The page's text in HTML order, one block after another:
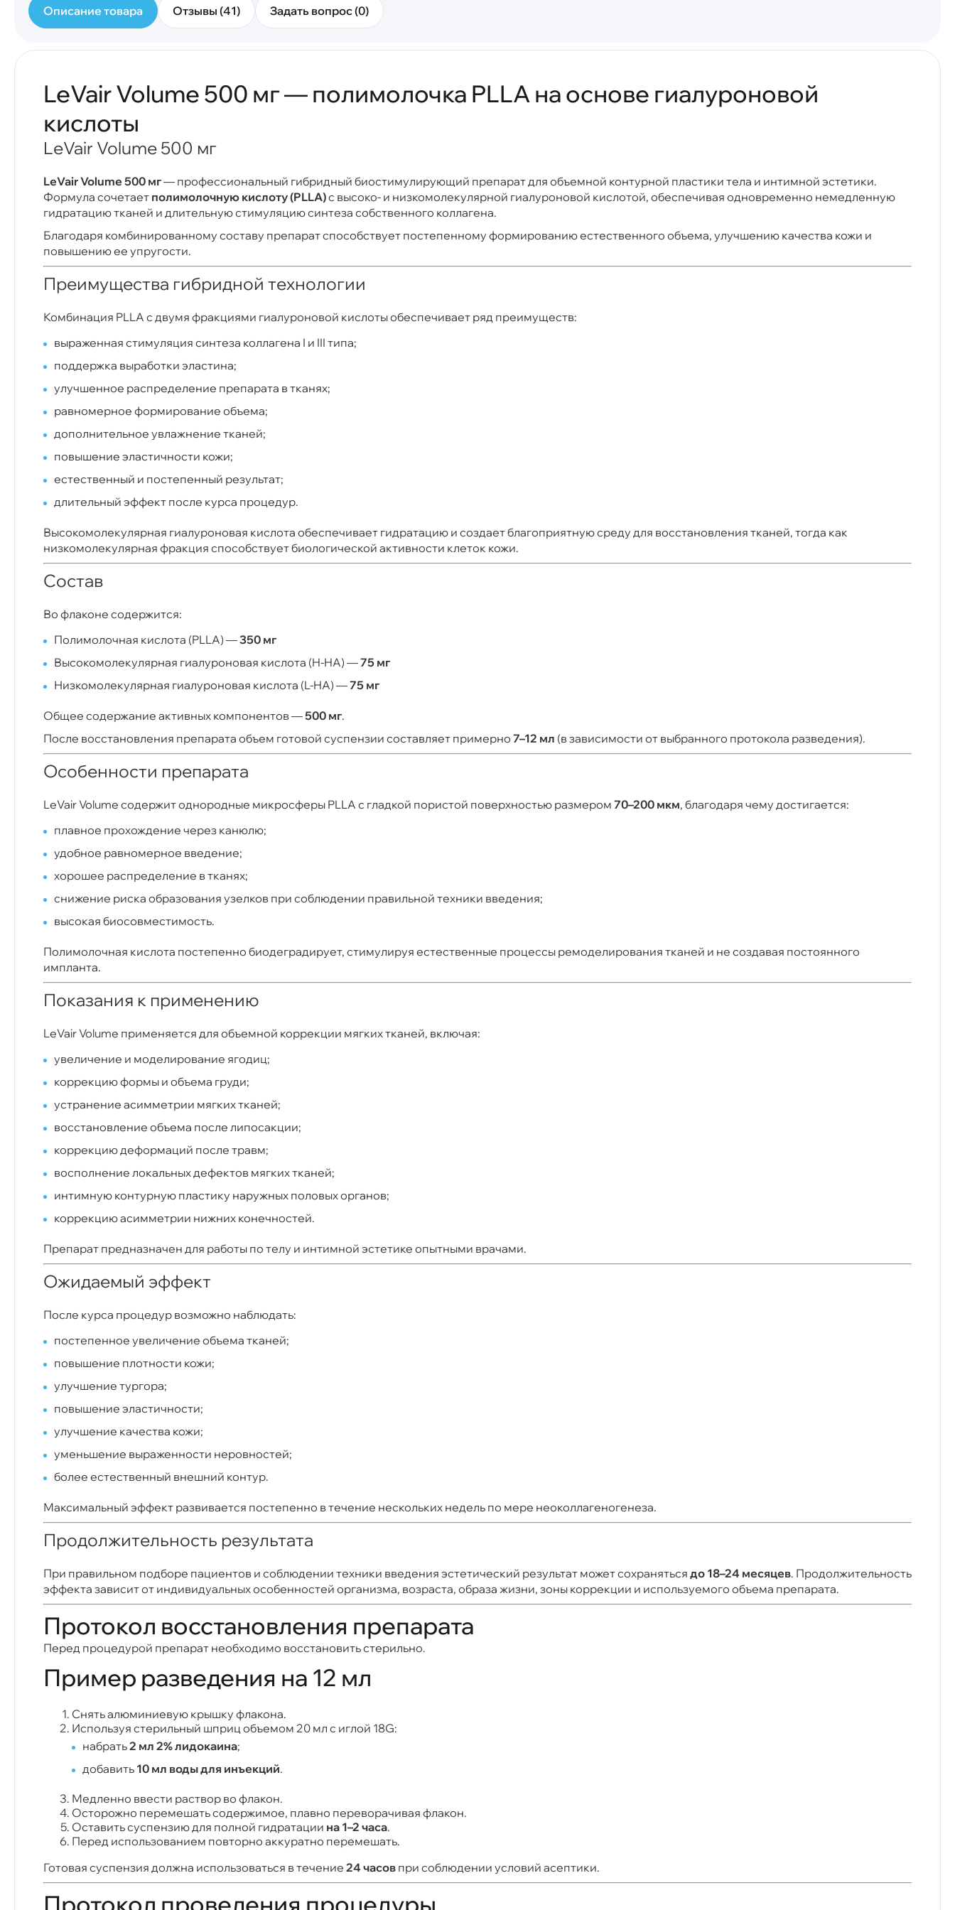
Описание товара Отзывы (41) Задать вопрос (0)
LeVair Volume 500 мг — полимолочка PLLA на основе гиалуроновой
кислоты
LeVair Volume 500 мг
LeVair Volume 500 мг— профессиональный гибридный биостимулирующий препарат для объемной контурной пластики тела и интимной эстетики.
Формула сочетает полимолочную кислоту (PLLA)с высоко- и низкомолекулярной гиалуроновой кислотой, обеспечивая одновременно немедленную
гидратацию тканей и длительную стимуляцию синтеза собственного коллагена.
Благодаря комбинированному составу препарат способствует постепенному формированию естественного объема, улучшению качества кожи и
повышению ее упругости.
Преимущества гибридной технологии
Комбинация PLLA с двумя фракциями гиалуроновой кислоты обеспечивает ряд преимуществ:
выраженная стимуляция синтеза коллагена I и III типа;
поддержка выработки эластина;
улучшенное распределение препарата в тканях;
равномерное формирование объема;
дополнительное увлажнение тканей;
повышение эластичности кожи;
естественный и постепенный результат;
длительный эффект после курса процедур.
Высокомолекулярная гиалуроновая кислота обеспечивает гидратацию и создает благоприятную среду для восстановления тканей, тогда как
низкомолекулярная фракция способствует биологической активности клеток кожи.
Состав
Во флаконе содержится:
Полимолочная кислота (PLLA) —350 мг
Высокомолекулярная гиалуроновая кислота (H-HA) —75 мг
Низкомолекулярная гиалуроновая кислота (L-HA) —75 мг
Общее содержание активных компонентов —500 мг.
После восстановления препарата объем готовой суспензии составляет примерно 7–12 мл (в зависимости от выбранного протокола разведения).
Особенности препарата
LeVair Volume содержит однородные микросферы PLLA с гладкой пористой поверхностью размером 70–200 мкм, благодаря чему достигается:
плавное прохождение через канюлю;
удобное равномерное введение;
хорошее распределение в тканях;
снижение риска образования узелков при соблюдении правильной техники введения;
высокая биосовместимость.
Полимолочная кислота постепенно биодеградирует, стимулируя естественные процессы ремоделирования тканей и не создавая постоянного
импланта.
Показания к применению
LeVair Volume применяется для объемной коррекции мягких тканей, включая:
увеличение и моделирование ягодиц;
коррекцию формы и объема груди;
устранение асимметрии мягких тканей;
восстановление объема после липосакции;
коррекцию деформаций после травм;
восполнение локальных дефектов мягких тканей;
интимную контурную пластику наружных половых органов;
коррекцию асимметрии нижних конечностей.
Препарат предназначен для работы по телу и интимной эстетике опытными врачами.
Ожидаемый эффект
После курса процедур возможно наблюдать:
постепенное увеличение объема тканей;
повышение плотности кожи;
улучшение тургора;
повышение эластичности;
улучшение качества кожи;
уменьшение выраженности неровностей;
более естественный внешний контур.
Максимальный эффект развивается постепенно в течение нескольких недель по мере неоколлагеногенеза.
Продолжительность результата
При правильном подборе пациентов и соблюдении техники введения эстетический результат может сохраняться до 18–24 месяцев. Продолжительность
эффекта зависит от индивидуальных особенностей организма, возраста, образа жизни, зоны коррекции и используемого объема препарата.
Протокол восстановления препарата
Перед процедурой препарат необходимо восстановить стерильно.
Пример разведения на 12 мл
Снять алюминиевую крышку флакона.
Используя стерильный шприц объемом 20 мл с иглой 18G:
набрать2 мл 2% лидокаина;
добавить 10 мл воды для инъекций.
Медленно ввести раствор во флакон.
Осторожно перемешать содержимое, плавно переворачивая флакон.
Оставить суспензию для полной гидратации на 1–2 часа.
Перед использованием повторно аккуратно перемешать.
Готовая суспензия должна использоваться в течение 24 часов при соблюдении условий асептики.
Протокол проведения процедуры